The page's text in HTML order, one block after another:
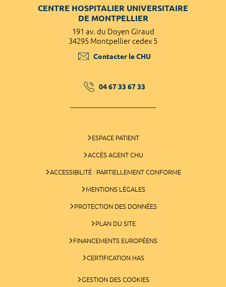
CENTRE HOSPITALIER UNIVERSITAIRE
DE MONTPELLIER
191 av. du Doyen Giraud
34295 Montpellier cedex 5
Contacter le CHU
04 67 33 67 33
ESPACE PATIENT
ACCÈS AGENT CHU
ACCESSIBILITÉ : PARTIELLEMENT CONFORME
MENTIONS LÉGALES
PROTECTION DES DONNÉES
PLAN DU SITE
FINANCEMENTS EUROPÉENS
CERTIFICATION HAS
GESTION DES COOKIES